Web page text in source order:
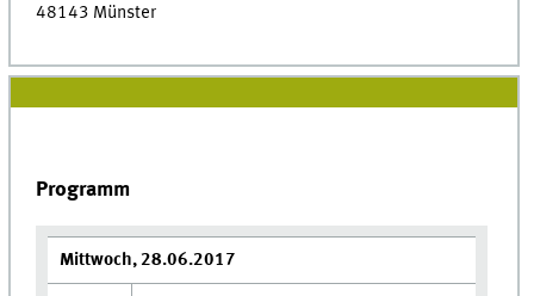
48143 Münster
Programm
Mittwoch, 28.06.2017